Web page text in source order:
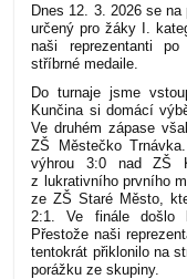
Dnes 12. 3. 2026 se
určený pro žáky I.
naši reprezentanti
stříbrné medaile.
Do turnaje jsme
Kunčina si domácí
Ve druhém zápase
ZŠ Městečko
výhrou 3:0 nad ZŠ
z lukrativního prvního
ze ZŠ Staré Město,
2:1. Ve finále došlo
Přestože naši
tentokrát přiklonilo na
porážku ze skupiny.